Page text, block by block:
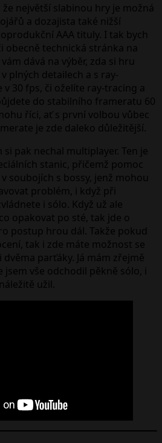
největší slabinou hry je možná
a dozajista také nižší
AAA tituly. I tak bych
obecně technická stránka na
dává na výběr, zda si hru
plných detailech a s ray-
30 fps, či oželíte ray-tracing a
do stabilního frameratu 60
říci, ať s první volbou vůbec
je zde daleko důležitější.
pak nechal multiplayer. Ten je
stanic, přičemž pomoc
soubojích s bossy, jenž mohou
problém, i když při
i sólo. Když už ale
opakovat po sté, tak jde o
postup hrou dál. Takže pokud
tak i zde máte možnost se
parťáky. Já mám zřejmě
vše odchodil pěkně sólo, i
užil.